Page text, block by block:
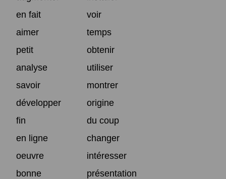
en fait
voir
aimer
temps
petit
obtenir
analyse
utiliser
savoir
montrer
développer
origine
fin
du coup
en ligne
changer
oeuvre
intéresser
bonne
présentation